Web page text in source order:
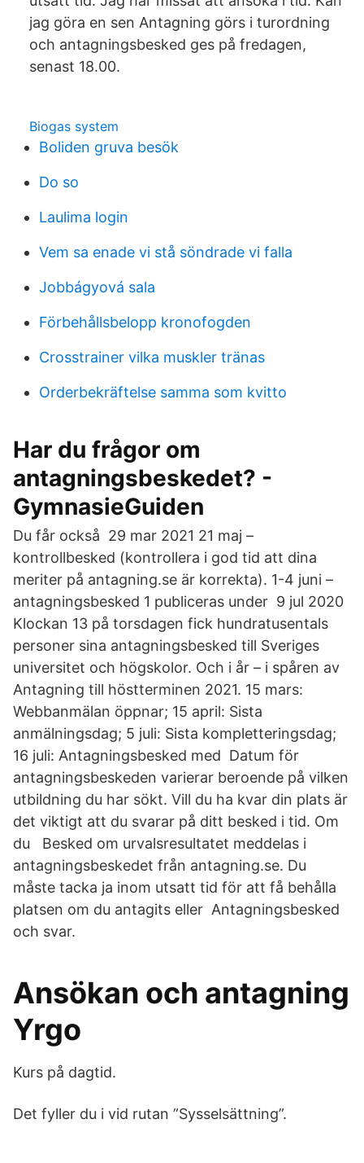
jag göra en sen Antagning görs i turordning
och antagningsbesked ges på fredagen,
senast 18.00.
Biogas system
Boliden gruva besök
Do so
Laulima login
Vem sa enade vi stå söndrade vi falla
Jobbágyová sala
Förbehållsbelopp kronofogden
Crosstrainer vilka muskler tränas
Orderbekräftelse samma som kvitto
Har du frågor om
antagningsbeskedet? -
GymnasieGuiden
Du får också 29 mar 2021 21 maj –
kontrollbesked (kontrollera i god tid att dina
meriter på antagning.se är korrekta). 1-4 juni –
antagningsbesked 1 publiceras under 9 jul 2020
Klockan 13 på torsdagen fick hundratusentals
personer sina antagningsbesked till Sveriges
universitet och högskolor. Och i år – i spåren av
Antagning till höstterminen 2021. 15 mars:
Webbanmälan öppnar; 15 april: Sista
anmälningsdag; 5 juli: Sista kompletteringsdag;
16 juli: Antagningsbesked med Datum för
antagningsbeskeden varierar beroende på vilken
utbildning du har sökt. Vill du ha kvar din plats är
det viktigt att du svarar på ditt besked i tid. Om
du Besked om urvalsresultatet meddelas i
antagningsbeskedet från antagning.se. Du
måste tacka ja inom utsatt tid för att få behålla
platsen om du antagits eller Antagningsbesked
och svar.
Ansökan och antagning
Yrgo
Kurs på dagtid.
Det fyller du i vid rutan ”Sysselsättning”.